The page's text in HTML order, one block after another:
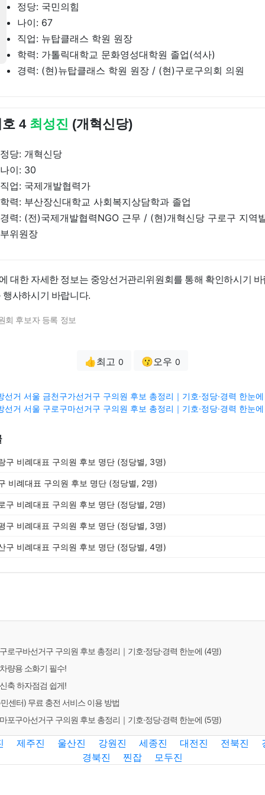
정당: 국민의힘
나이: 67
직업: 뉴탑클래스 학원 원장
학력: 가톨릭대학교 문화영성대학원 졸업(석사)
경력: (현)뉴탑클래스 학원 원장 / (현)구로구의회 의원
4 최성진 (개혁신당)
정당: 개혁신당
나이: 30
직업: 국제개발협력가
학력: 부산장신대학교 사회복지상담학과 졸업
경력: (전)국제개발협력NGO 근무 / (현)개혁신당 구로구 지역
부위원장
대한 자세한 정보는 중앙선거관리위원회를 통해 확인하시기
사하시기 바랍니다.
회 후보자 등록 정보
👍최고 0 😗오우 0
거 서울 금천구가선거구 구의원 후보 총정리｜기호·정당·경력 한눈
거 서울 구로구마선거구 구의원 후보 총정리｜기호·정당·경력 한눈
구 비례대표 구의원 후보 명단 (정당별, 3명)
비례대표 구의원 후보 명단 (정당별, 2명)
구 비례대표 구의원 후보 명단 (정당별, 2명)
구 비례대표 구의원 후보 명단 (정당별, 3명)
구 비례대표 구의원 후보 명단 (정당별, 4명)
로구바선거구 구의원 후보 총정리｜기호·정당·경력 한눈에 (4명)
량용 소화기 필수!
축 하자점검 쉽게!
센터) 무료 충전 서비스 이용 방법
포구아선거구 구의원 후보 총정리｜기호·정당·경력 한눈에 (5명)
제주진 울산진 강원진 세종진 대전진 전북진
경북진
찐잡 모두진